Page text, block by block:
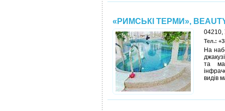
«РИМСЬКІ ТЕРМИ»,
04210,
Тел.:
На
та
видів